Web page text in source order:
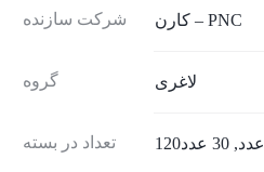
شرکت سازنده کارن – PNC
گروه لاغری
تعداد در بسته 120عدد, 30 عدد